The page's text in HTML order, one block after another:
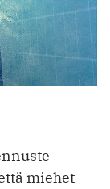
miehet